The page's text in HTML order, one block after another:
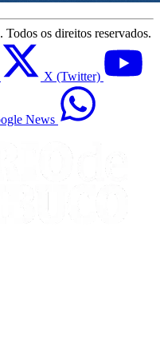
. Todos os direitos reservados.
X (Twitter)
News